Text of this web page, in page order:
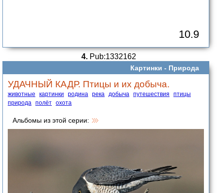
10.9
4.Pub:1332162
Картинки - Природа
УДАЧНЫЙ КАДР. Птицы и их добыча.
животные картинки родина река добыча путешествия
птицы
природа полёт охота
Альбомы из этой серии: